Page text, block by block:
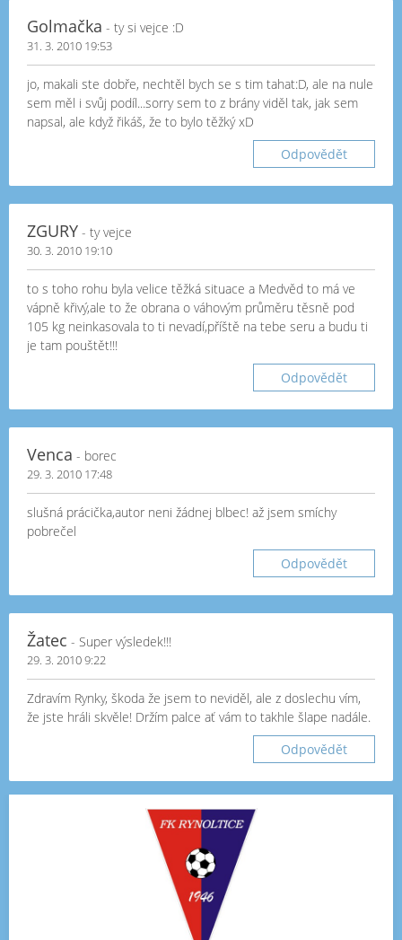
Golmačka - ty si vejce :D
31. 3. 2010 19:53
jo, makali ste dobře, nechtěl bych se s tim tahat:D, ale na nule
sem měl i svůj podíl...sorry sem to z brány viděl tak, jak sem
napsal, ale když řikáš, že to bylo těžký xD
Odpovědět
ZGURY - ty vejce
30. 3. 2010 19:10
to s toho rohu byla velice těžká situace a Medvěd to má ve
vápně křivý,ale to že obrana o váhovým průměru těsně pod
105 kg neinkasovala to ti nevadí,příště na tebe seru a budu ti
je tam pouštět!!!
Odpovědět
Venca - borec
29. 3. 2010 17:48
slušná prácička,autor neni žádnej blbec! až jsem smíchy
pobrečel
Odpovědět
Žatec - Super výsledek!!!
29. 3. 2010 9:22
Zdravím Rynky, škoda že jsem to neviděl, ale z doslechu vím,
že jste hráli skvěle! Držím palce ať vám to takhle šlape nadále.
Odpovědět